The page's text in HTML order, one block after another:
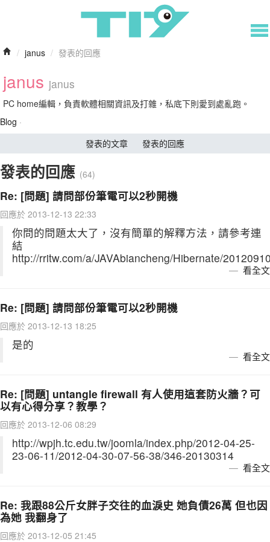
/ janus / 發表的回應
janus janus
PC home編輯，負責軟體相關資訊及打雜，私底下則愛到處亂跑。
Blog ·
發表的文章
發表的回應
發表的回應 (64)
Re: [問題] 請問部份筆電可以2秒開機
回應於 2013-12-13 22:33
你問的問題太大了，沒有簡單的解釋方法，請參考連
結
http://rritw.com/a/JAVAbiancheng/Hibernate/
看全文
Re: [問題] 請問部份筆電可以2秒開機
回應於 2013-12-13 18:25
是的
看全文
Re: [問題] untangle firewall 有人使用這套防火牆？可
以有心得分享？教學？
回應於 2013-12-06 08:29
http://wpjh.tc.edu.tw/joomla/index.php/2012-04-25-
23-06-11/2012-04-30-07-56-38/346-20130314
看全文
Re: 我跟88公斤女胖子交往的血淚史 她負債26萬 但也因
為她 我翻身了
回應於 2013-12-05 21:45